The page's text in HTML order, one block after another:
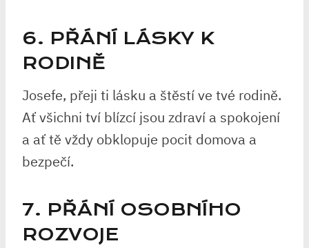
6. PŘÁNÍ LÁSKY K
RODINĚ
Josefe, přeji ti lásku a štěstí ve tvé rodině.
Ať všichni tví blízcí jsou zdraví a spokojení
a ať tě vždy obklopuje pocit domova a
bezpečí.
7. PŘÁNÍ OSOBNÍHO
ROZVOJE